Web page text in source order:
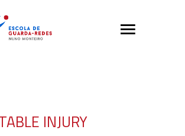
INJURY